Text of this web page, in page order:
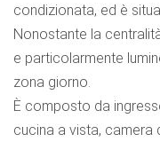
condizionata, ed è
Nonostante la
e particolarmente
zona giorno.
È composto da
cucina a vista, camera